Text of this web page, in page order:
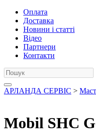
Оплата
Доставка
Новини і статті
Відео
Партнери
Контакти
АРЛАНДА СЕРВІС >
Mobil SHC